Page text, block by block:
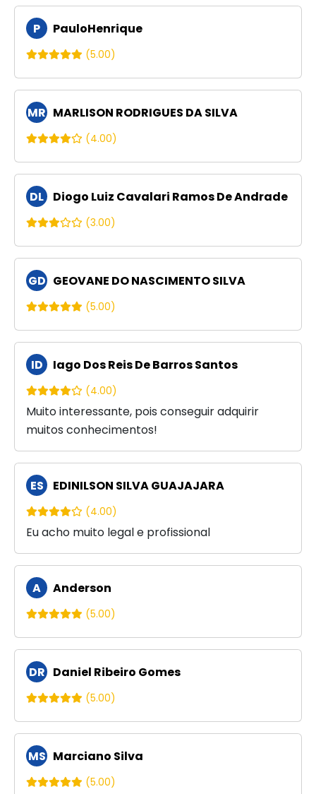
P PauloHenrique
(5.00)
MR MARLISON RODRIGUES DA SILVA
(4.00)
DL Diogo Luiz Cavalari Ramos De Andrade
(3.00)
GD GEOVANE DO NASCIMENTO SILVA
(5.00)
ID Iago Dos Reis De Barros Santos
(4.00)
Muito interessante, pois conseguir adquirir
muitos conhecimentos!
ES EDINILSON SILVA GUAJAJARA
(4.00)
Eu acho muito legal e profissional
A Anderson
(5.00)
DR Daniel Ribeiro Gomes
(5.00)
MS Marciano Silva
(5.00)